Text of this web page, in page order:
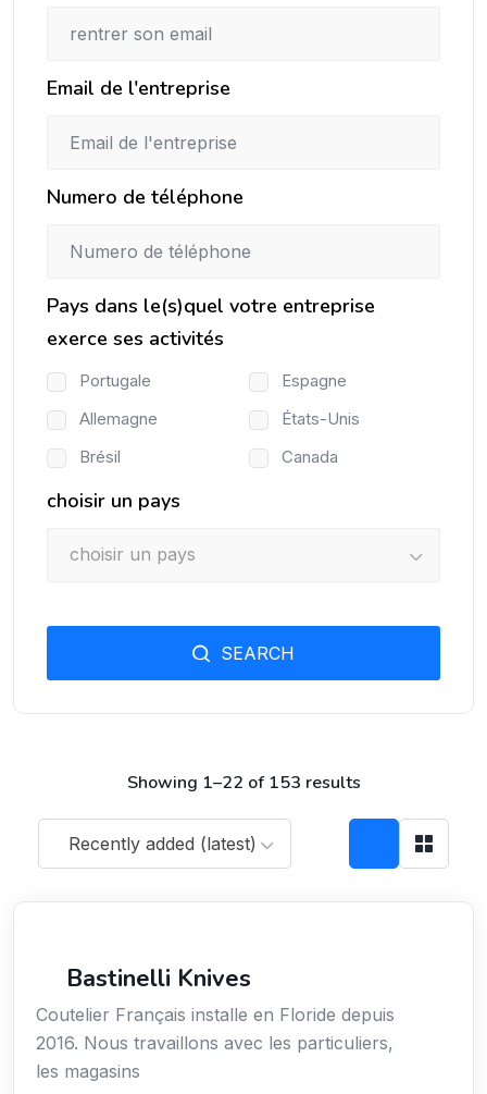
Showing 1–22 of 153 results
Recently added (latest)
Bastinelli Knives
Coutelier Français installe en Floride depuis
2016. Nous travaillons avec les particuliers,
les magasins
Email de l'entreprise
Numero de téléphone
Pays dans le(s)quel votre entreprise
exerce ses activités
Portugale
Espagne
Allemagne
États-Unis
Brésil
Canada
choisir un pays
choisir un pays
SEARCH